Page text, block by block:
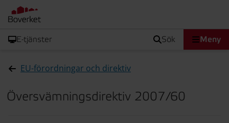
E-tjänster sök Meny
EU-förordningar och direktiv
Översvämningsdirektiv 2007/60